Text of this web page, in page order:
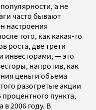
а не
часто бывают
настроения
того, как какая-то
роста, две трети
инвесторами, — это
напротив, как
цены и объема
разогретые акции
пункта,
2006 году. В